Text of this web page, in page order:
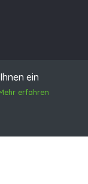
ein
erfahren